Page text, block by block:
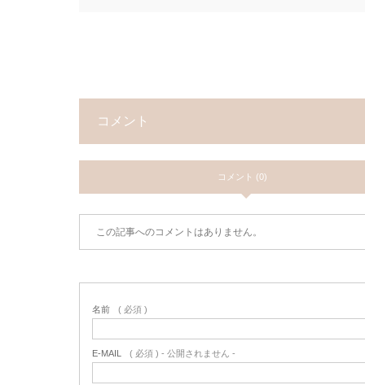
コメント
コメント (0)
この記事へのコメントはありません。
名前 ( 必須 )
E-MAIL ( 必須 ) - 公開されません -